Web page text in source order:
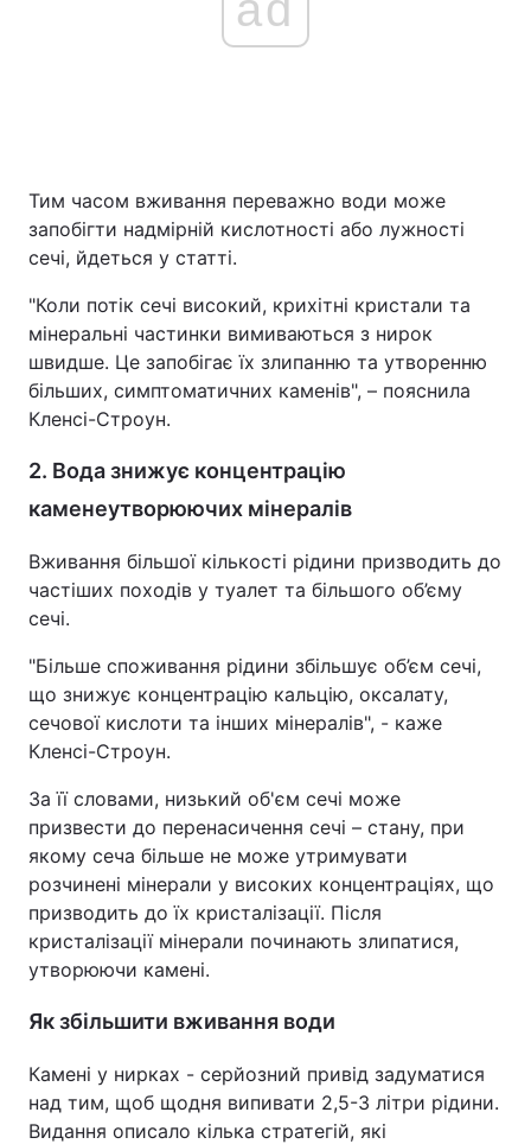
Тим часом вживання переважно води може
запобігти надмірній кислотності або лужності
сечі, йдеться у статті.
"Коли потік сечі високий, крихітні кристали та
мінеральні частинки вимиваються з нирок
швидше. Це запобігає їх злипанню та утворенню
більших, симптоматичних каменів", – пояснила
Кленсі-Строун.
2. Вода знижує концентрацію
каменеутворюючих мінералів
Вживання більшої кількості рідини призводить до
частіших походів у туалет та більшого об’єму
сечі.
"Більше споживання рідини збільшує об’єм сечі,
що знижує концентрацію кальцію, оксалату,
сечової кислоти та інших мінералів", - каже
Кленсі-Строун.
За її словами, низький об'єм сечі може
призвести до перенасичення сечі – стану, при
якому сеча більше не може утримувати
розчинені мінерали у високих концентраціях, що
призводить до їх кристалізації. Після
кристалізації мінерали починають злипатися,
утворюючи камені.
Як збільшити вживання води
Камені у нирках - серйозний привід задуматися
над тим, щоб щодня випивати 2,5-3 літри рідини.
Видання описало кілька стратегій, які